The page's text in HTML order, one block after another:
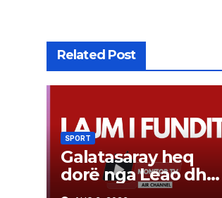
Related Post
SPORT
Galatasaray heq
dorë nga Leao dhe
hidhet në “sulm”